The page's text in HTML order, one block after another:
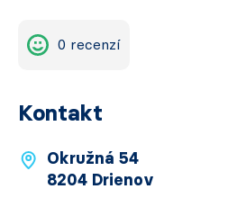
0 recenzí
Kontakt
Okružná 54
8204 Drienov